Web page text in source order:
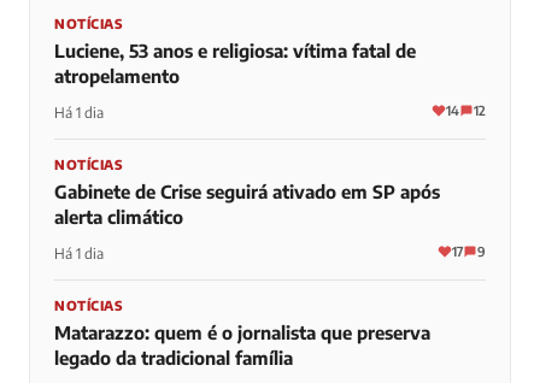
NOTÍCIAS
Luciene, 53 anos e religiosa: vítima fatal de
atropelamento
Há 1 dia 14 12
NOTÍCIAS
Gabinete de Crise seguirá ativado em SP após
alerta climático
Há 1 dia 17 9
NOTÍCIAS
Matarazzo: quem é o jornalista que preserva
legado da tradicional família